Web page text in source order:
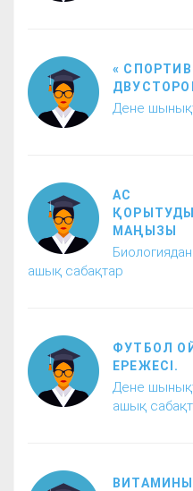
«
Дене
АС
МАҢЫЗЫ
Биологиядан
ашық сабақтар
ФУТБОЛ
ЕРЕЖЕСІ.
Дене
ашық